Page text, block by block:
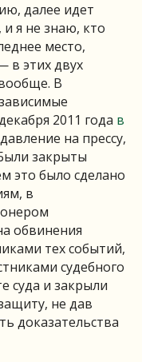
далее идет
я не знаю, кто
место,
в этих двух
В
2011 года в
на прессу,
закрыты
это было сделано
в
обвинения
тех событий,
судебного
суда и закрыли
не дав
доказательства